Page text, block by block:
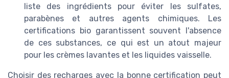
liste des ingrédients pour éviter les sulfates,
parabènes et autres agents chimiques. Les
certifications bio garantissent souvent l'absence
de ces substances, ce qui est un atout majeur
pour les crèmes lavantes et les liquides vaisselle.
Choisir des recharges avec la bonne certification peut